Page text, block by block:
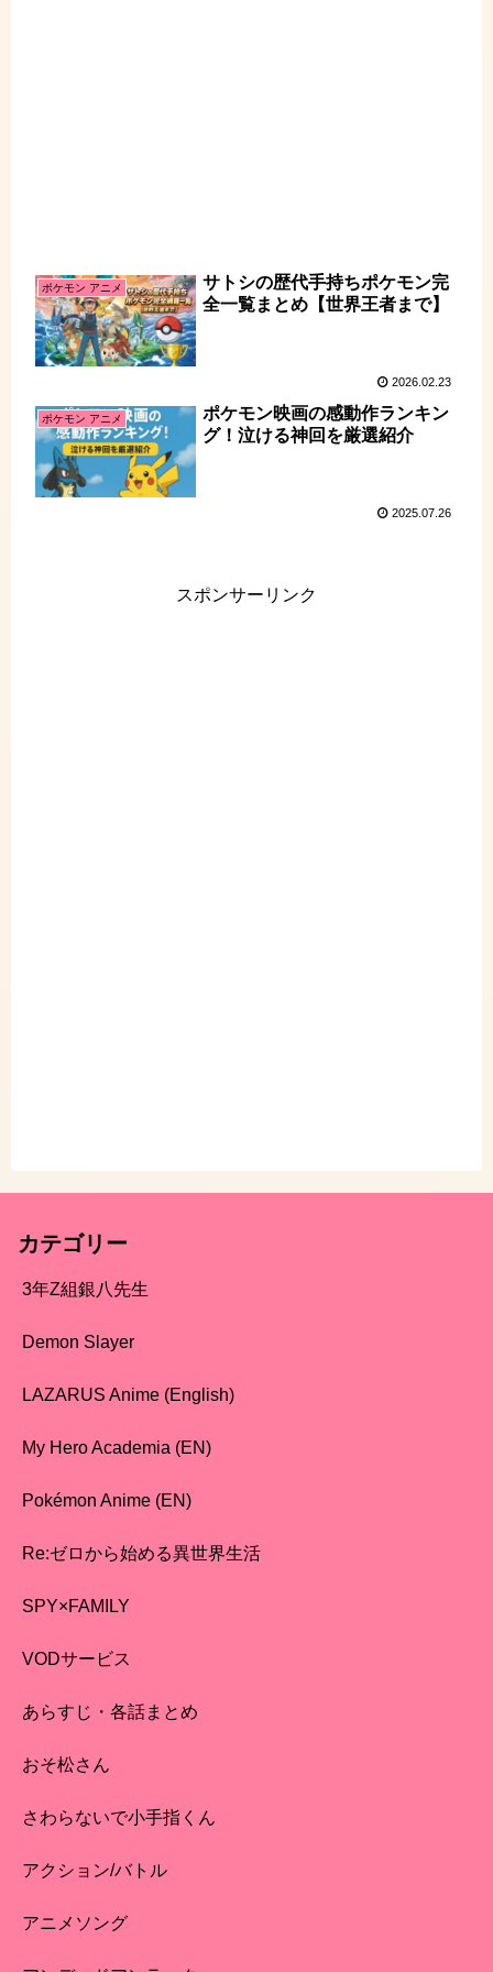
ポケモン アニメ
サトシの歴代手持ちポケモン完
全一覧まとめ【世界王者まで】
2026.02.23
ポケモン アニメ
ポケモン映画の感動作ランキン
グ！泣ける神回を厳選紹介
2025.07.26
スポンサーリンク
カテゴリー
3年Z組銀八先生
Demon Slayer
LAZARUS Anime (English)
My Hero Academia (EN)
Pokémon Anime (EN)
Re:ゼロから始める異世界生活
SPY×FAMILY
VODサービス
あらすじ・各話まとめ
おそ松さん
さわらないで小手指くん
アクション/バトル
アニメソング